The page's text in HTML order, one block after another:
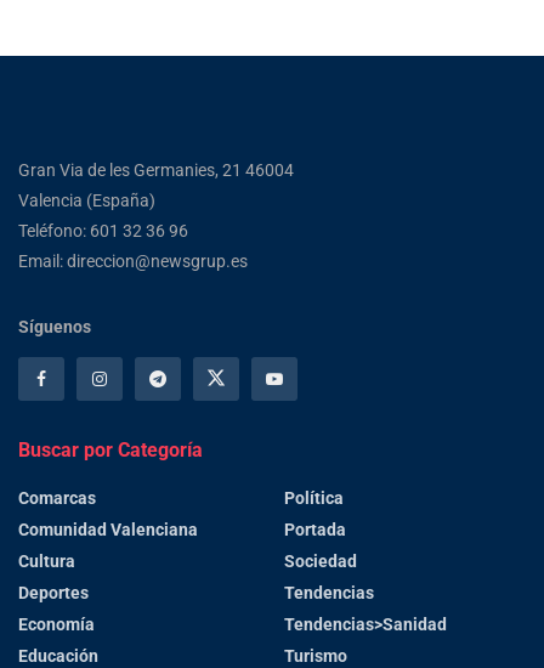
Gran Via de les Germanies, 21 46004
Valencia (España)
Teléfono: 601 32 36 96
Email: direccion@newsgrup.es
Síguenos
Buscar por Categoría
Comarcas
Comunidad Valenciana
Cultura
Deportes
Economía
Educación
Política
Portada
Sociedad
Tendencias
Tendencias>Sanidad
Turismo